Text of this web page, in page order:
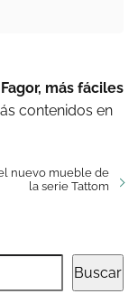
más fáciles
contenidos en
nuevo mueble de
la serie Tattom
Buscar